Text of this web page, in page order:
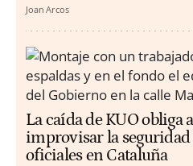
Joan Arcos
La caída de KUO obliga
improvisar la
oficiales en Cataluña